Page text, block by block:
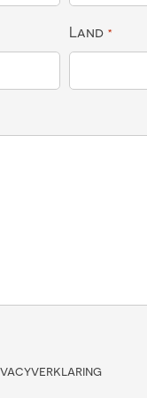
Land *